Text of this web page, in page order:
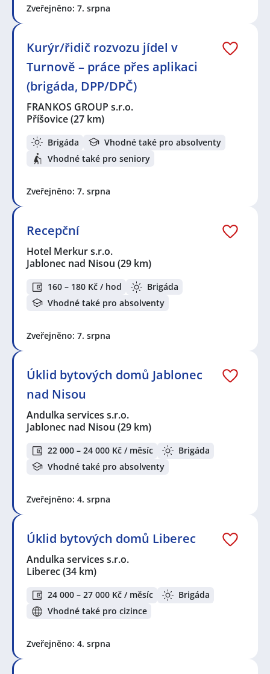
Zveřejněno: 7. srpna
Kurýr/řidič rozvozu jídel v
Turnově – práce přes aplikaci
(brigáda, DPP/DPČ)
FRANKOS GROUP s.r.o.
Příšovice(27 km)
Brigáda
Vhodné také pro absolventy
Vhodné také pro seniory
Zveřejněno: 7. srpna
Recepční
Hotel Merkur s.r.o.
Jablonec nad Nisou (29 km)
160 – 180 Kč / hod
Brigáda
Vhodné také pro absolventy
Zveřejněno: 7. srpna
Úklid bytových domů Jablonec
nad Nisou
Andulka services s.r.o.
Jablonec nad Nisou (29 km)
22 000 – 24 000 Kč / měsíc
Brigáda
Vhodné také pro absolventy
Zveřejněno: 4. srpna
Úklid bytových domů Liberec
Andulka services s.r.o.
Liberec(34 km)
24 000 – 27 000 Kč / měsíc
Brigáda
Vhodné také pro cizince
Zveřejněno: 4. srpna